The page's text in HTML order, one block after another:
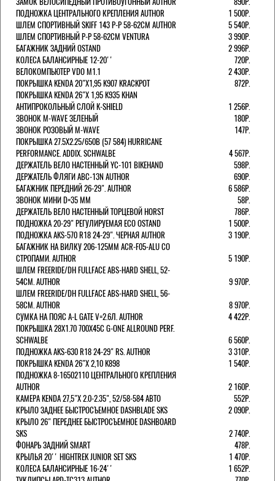
ПОДНОЖКА ЦЕНТРАЛЬНОГО КРЕПЛЕНИЯ AUTHOR
1 500Р.
ШЛЕМ СПОРТИВНЫЙ SKIFF 143 Р-Р 58-62СМ AUTHOR
5 540Р.
ШЛЕМ СПОРТИВНЫЙ Р-Р 58-62СМ VENTURA
3 990Р.
БАГАЖНИК ЗАДНИЙ OSTAND
2 996Р.
КОЛЕСА БАЛАНСИРНЫЕ 12-20''
720Р.
ВЕЛОКОМПЬЮТЕР VDO M1.1
2 430Р.
ПОКРЫШКА KENDA 20"Х1,95 K907 KRACKPOT
872Р.
ПОКРЫШКА KENDA 26"Х 1,95 K935 KHAN
АНТИПРОКОЛЬНЫЙ СЛОЙ K-SHIELD
1 256Р.
ЗВОНОК M-WAVE ЗЕЛЕНЫЙ
180Р.
ЗВОНОК РОЗОВЫЙ M-WAVE
147Р.
ПОКРЫШКА 27.5X2.25/650B (57 584) HURRICANE
PERFORMANCE. ADDIX. SCHWALBE
4 567Р.
ДЕРЖАТЕЛЬ ВЕЛО НАСТЕННЫЙ YC-101 BIKEHAND
598Р.
ДЕРЖАТЕЛЬ ФЛЯГИ ABC-13N AUTHOR
690Р.
БАГАЖНИК ПЕРЕДНИЙ 26-29". AUTHOR
6 586Р.
ЗВОНОК МИНИ D=35 ММ
58Р.
ДЕРЖАТЕЛЬ ВЕЛО НАСТЕННЫЙ ТОРЦЕВОЙ HORST
786Р.
ПОДНОЖКА 20-29" РЕГУЛИРУЕМАЯ ECO OSTAND
1 500Р.
ПОДНОЖКА AKS-570 R18 24-29". ЧЕРНАЯ AUTHOR
3 190Р.
БАГАЖНИК НА ВИЛКУ 206-125ММ ACR-F05-ALU СО
СТРОПАМИ. AUTHOR
5 190Р.
ШЛЕМ FREERIDE/DH FULLFACE ABS-HARD SHELL, 52-
54СМ. AUTHOR
9 970Р.
ШЛЕМ FREERIDE/DH FULLFACE ABS-HARD SHELL, 56-
58СМ. AUTHOR
8 970Р.
СУМКА НА ПОЯС A-L GATE V=2.6Л. AUTHOR
4 422Р.
ПОКРЫШКА 28X1.70 700X45C G-ONE ALLROUND PERF.
SCHWALBE
6 560Р.
ПОДНОЖКА AKS-630 R18 24-29" RS. AUTHOR
3 310Р.
ПОКРЫШКА KENDA 26"Х 2,10 K898
1 540Р.
ПОДНОЖКА 8-16502110 ЦЕНТРАЛЬНОГО КРЕПЛЕНИЯ
AUTHOR
2 160Р.
КАМЕРА KENDA 27,5"Х 2.0-2.35", 52/58-584 АВТО
552Р.
КРЫЛО ЗАДНЕЕ БЫСТРОСЪЕМНОЕ DASHBLADE SKS
2 090Р.
КРЫЛО 26" ПЕРЕДНЕЕ БЫСТРОСЪЕМНОЕ DASHBOARD
SKS
2 740Р.
ФОНАРЬ ЗАДНИЙ SMART
478Р.
КРЫЛЬЯ 20'' HIGHTREK JUNIOR SET SKS
1 470Р.
КОЛЕСА БАЛАНСИРНЫЕ 16-24''
1 652Р.